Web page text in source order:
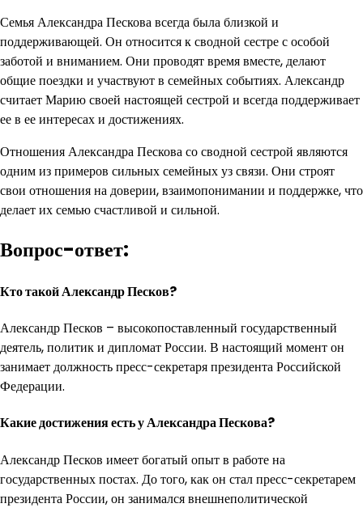
Семья Александра Пескова всегда была близкой и
поддерживающей. Он относится к сводной сестре с особой
заботой и вниманием. Они проводят время вместе, делают
общие поездки и участвуют в семейных событиях. Александр
считает Марию своей настоящей сестрой и всегда поддерживает
ее в ее интересах и достижениях.
Отношения Александра Пескова со сводной сестрой являются
одним из примеров сильных семейных уз связи. Они строят
свои отношения на доверии, взаимопонимании и поддержке, что
делает их семью счастливой и сильной.
Вопрос-ответ:
Кто такой Александр Песков?
Александр Песков – высокопоставленный государственный
деятель, политик и дипломат России. В настоящий момент он
занимает должность пресс-секретаря президента Российской
Федерации.
Какие достижения есть у Александра Пескова?
Александр Песков имеет богатый опыт в работе на
государственных постах. До того, как он стал пресс-секретарем
президента России, он занимался внешнеполитической